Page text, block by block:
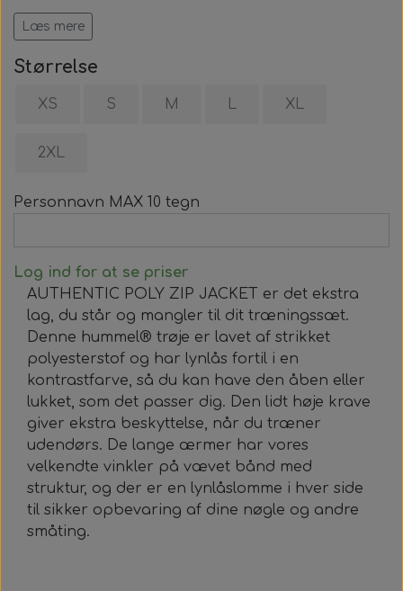
eget navn.
Læs mere
Størrelse
XS S M L XL
2XL
Personnavn MAX 10 tegn
Log ind for at se priser
AUTHENTIC POLY ZIP JACKET er det ekstra
lag, du står og mangler til dit træningssæt.
Denne hummel® trøje er lavet af strikket
polyesterstof og har lynlås fortil i en
kontrastfarve, så du kan have den åben eller
lukket, som det passer dig. Den lidt høje krave
giver ekstra beskyttelse, når du træner
udendørs. De lange ærmer har vores
velkendte vinkler på vævet bånd med
struktur, og der er en lynlåslomme i hver side
til sikker opbevaring af dine nøgle og andre
småting.